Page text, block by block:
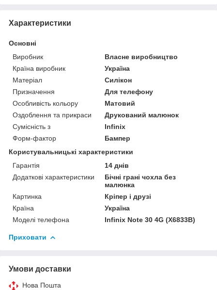
Характеристики
Основні
Виробник
Власне виробництво
Країна виробник
Україна
Матеріал
Силікон
Призначення
Для телефону
Особливість кольору
Матовий
Оздоблення та прикраси
Друкований малюнок
Сумісність з
Infinix
Форм-фактор
Бампер
Користувальницькі характеристики
Гарантія
14 днів
Додаткові характеристики
Бічні грані чохла без
малюнка
Картинка
Кріпер і друзі
Країна
Україна
Моделі телефона
Infinix Note 30 4G (X6833B)
Приховати
Умови доставки
Нова Пошта